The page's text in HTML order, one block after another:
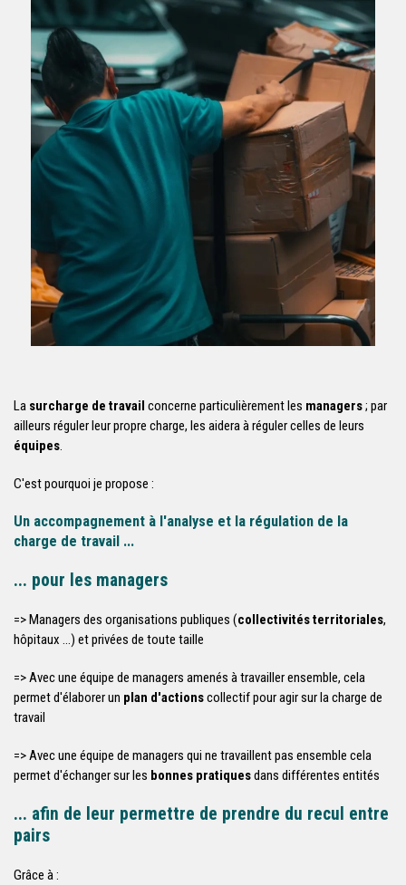
La surcharge de travail concerne particulièrement les managers; par
ailleurs réguler leur propre charge, les aidera à réguler celles de leurs
équipes.
C'est pourquoi je propose :
Un accompagnement à l'analyse et la régulation de la
charge de travail ...
... pour les managers
=> Managers des organisations publiques (collectivités territoriales,
hôpitaux ...) et privées de toute taille
=> Avec une équipe de managers amenés à travailler ensemble, cela
permet d'élaborer un plan d'actionscollectif pour agir sur la charge de
travail
=> Avec une équipe de managers qui ne travaillent pas ensemble cela
permet d'échanger sur les bonnes pratiquesdans différentes entités
... afin de leur permettre de prendre du recul entre
pairs
Grâce à :